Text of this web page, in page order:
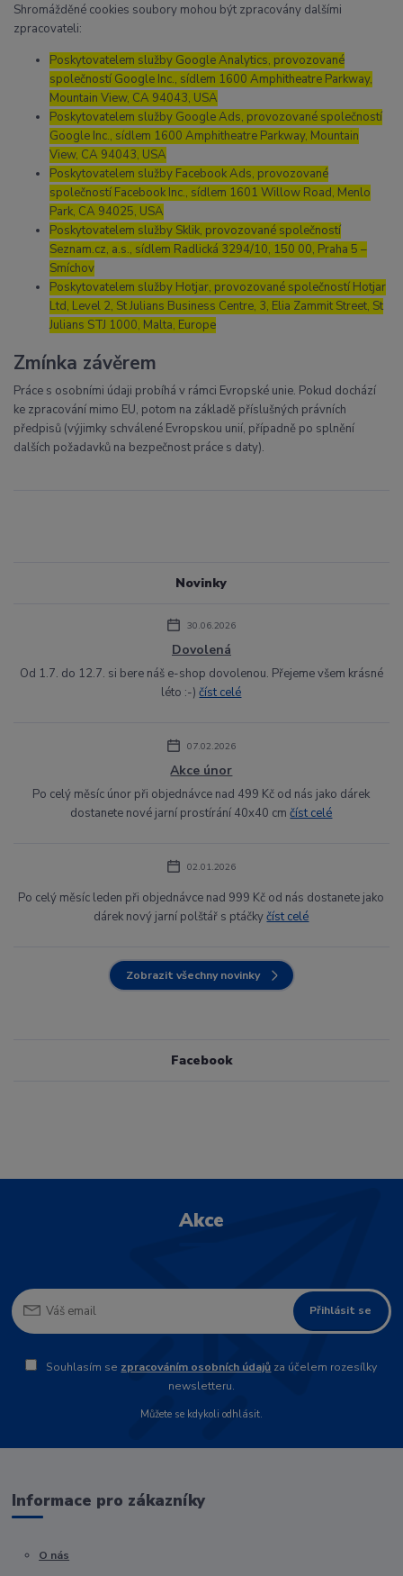
Novinky
30.06.2026
Dovolená
Od 1.7. do 12.7. si bere náš e-shop dovolenou. Přejeme všem krásné
léto :-)číst celé
07.02.2026
Akce únor
Po celý měsíc únor při objednávce nad 499 Kč od nás jako dárek
dostanete nové jarní prostírání 40x40 cmčíst celé
02.01.2026
Po celý měsíc leden při objednávce nad 999 Kč od nás dostanete jako
dárek nový jarní polštář s ptáčkyčíst celé
Zobrazit všechny novinky
Facebook
Shromážděné cookies soubory mohou být zpracovány dalšími
zpracovateli:
Poskytovatelem služby Google Analytics, provozované
společností Google Inc., sídlem 1600 Amphitheatre Parkway,
Mountain View, CA 94043, USA
Poskytovatelem služby Google Ads, provozované společností
Google Inc., sídlem 1600 Amphitheatre Parkway, Mountain
View, CA 94043, USA
Poskytovatelem služby Facebook Ads, provozované
společností Facebook Inc., sídlem 1601 Willow Road, Menlo
Park, CA 94025, USA
Poskytovatelem služby Sklik, provozované společností
Seznam.cz, a.s., sídlem Radlická 3294/10, 150 00, Praha 5 –
Smíchov
Poskytovatelem služby Hotjar, provozované společností Hotjar
Ltd, Level 2, St Julians Business Centre, 3, Elia Zammit Street, St
Julians STJ 1000, Malta, Europe
Zmínka závěrem
Práce s osobními údaji probíhá v rámci Evropské unie. Pokud dochází
ke zpracování mimo EU, potom na základě příslušných právních
předpisů (výjimky schválené Evropskou unií, případně po splnění
dalších požadavků na bezpečnost práce s daty).
Akce
Přihlásit se
Souhlasím se zpracováním osobních údajů za účelem rozesílky
newsletteru.
Můžete se kdykoli odhlásit.
Informace pro zákazníky
O nás